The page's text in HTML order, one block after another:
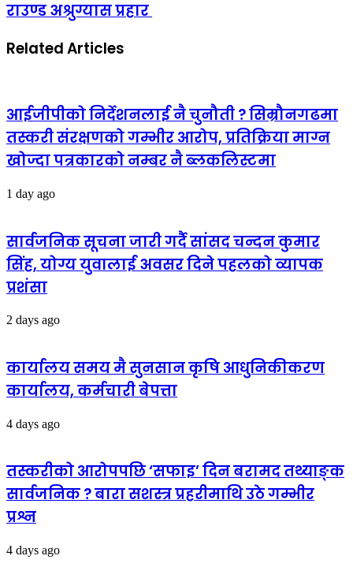
राउण्ड अश्रुग्यास प्रहार
Related Articles
आईजीपीको निर्देशनलाई नै चुनौती ? सिम्रौनगढमा
तस्करी संरक्षणको गम्भीर आरोप, प्रतिक्रिया माग्न
खोज्दा पत्रकारको नम्बर नै ब्लकलिस्टमा
1 day ago
सार्वजनिक सूचना जारी गर्दै सांसद चन्दन कुमार
सिंह, योग्य युवालाई अवसर दिने पहलको व्यापक
प्रशंसा
2 days ago
कार्यालय समय मै सुनसान कृषि आधुनिकीकरण
कार्यालय, कर्मचारी बेपत्ता
4 days ago
तस्करीको आरोपपछि ‘सफाइ’ दिन बरामद तथ्याङ्क
सार्वजनिक ? बारा सशस्त्र प्रहरीमाथि उठे गम्भीर
प्रश्न
4 days ago